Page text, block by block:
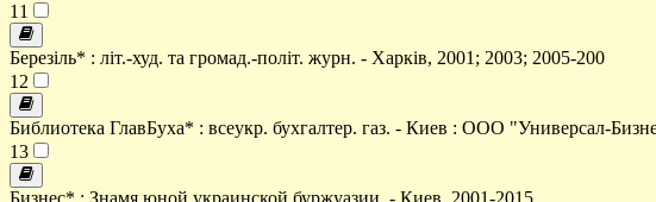
11
Березіль* : літ.-худ. та громад.-політ. журн. - Харків, 2001; 2003; 2005-200
12
Библиотека ГлавБуха* : всеукр. бухгалтер. газ. - Киев : ООО "Универсал-
13
Бизнес* : Знамя юной украинской буржуазии. - Киев, 2001-2015